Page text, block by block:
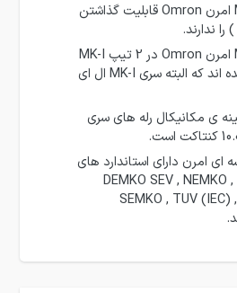
رله های سری MK امرن Omron قابلیت گذاشتن
ندارند.
رله های سری MK امرن Omron در 2 تیپ MK-I
و MK-S عرضه شده اند که البته سری MK-I ال ای
ی مکانیکال رله های سری
ای امرن دارای استاندارد های
بین المللی مانند DEMKO SEV , NEMKO ,
SEMKO , TUV (IEC)